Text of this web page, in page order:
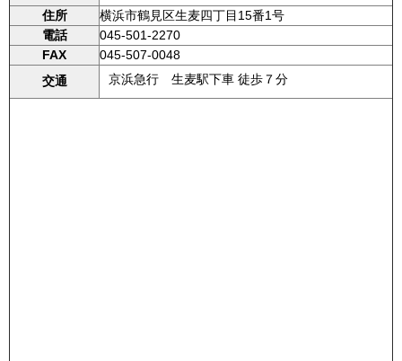
住所
横浜市鶴見区生麦四丁目15番1号
電話
045-501-2270
FAX
045-507-0048
交通
京浜急行 生麦駅下車 徒歩７分